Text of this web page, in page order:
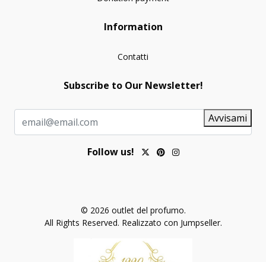
Information
Contatti
Subscribe to Our Newsletter!
Avvisami
Follow us!
© 2026 outlet del profumo.
All Rights Reserved. Realizzato con Jumpseller.